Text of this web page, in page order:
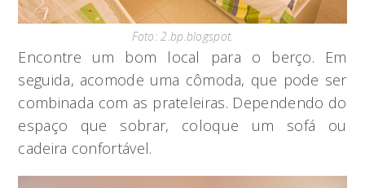
Foto: 2.bp.blogspot.
Encontre um bom local para o berço. Em
seguida, acomode uma cômoda, que pode ser
combinada com as prateleiras. Dependendo do
espaço que sobrar, coloque um sofá ou
cadeira confortável.